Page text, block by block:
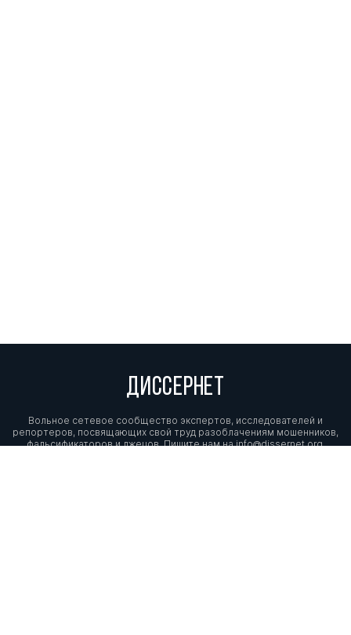
ДИССЕРНЕТ
Вольное сетевое сообщество экспертов, исследователей и
репортеров, посвящающих свой труд разоблачениям мошенников,
фальсификаторов и лжецов. Пишите нам наinfo@dissernet.org.